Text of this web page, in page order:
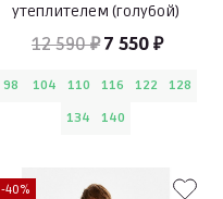
утеплителем (голубой)
12 590 ₽ 7 550 ₽
98 104 110 116 122
128
134
140
-40%